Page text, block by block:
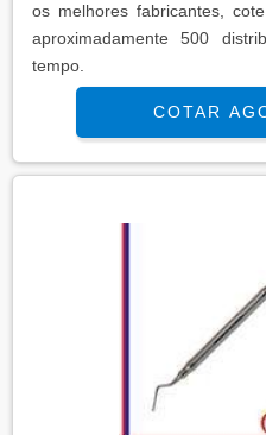
os melhores fabricantes,
aproximadamente 500
tempo.
COTAR